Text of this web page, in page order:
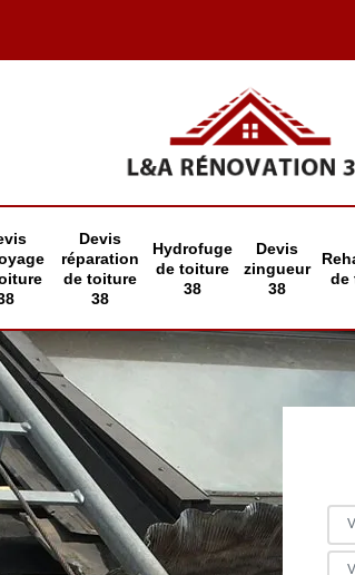
Devis
réparation
de toiture
38
Hydrofuge
de toiture
38
Devis
zingueur
38
de